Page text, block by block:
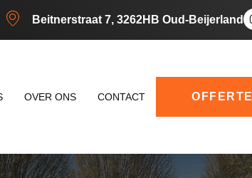
Beitnerstraat 7, 3262HB Oud-Beijerland
OVER ONS CONTACT OFFERTE